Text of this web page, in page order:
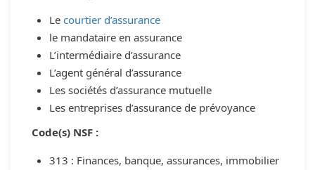
Le courtier d’assurance
le mandataire en assurance
L’intermédiaire d’assurance
L’agent général d’assurance
Les sociétés d’assurance mutuelle
Les entreprises d’assurance de prévoyance
Code(s) NSF :
313 : Finances, banque, assurances, immobilier